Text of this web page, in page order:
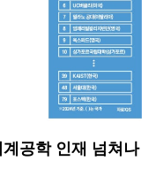
공학 인재 넘쳐나